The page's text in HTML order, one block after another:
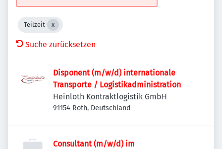
Teilzeit
Suche zurücksetzen
Disponent (m/w/d) internationale
Transporte / Logistikadministration
Heinloth Kontraktlogistik GmbH
91154 Roth, Deutschland
Consultant (m/w/d) im